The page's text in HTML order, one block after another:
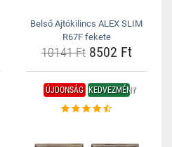
Belső Ajtókilincs ALEX SLIM
R67F fekete
10141 Ft8502 Ft
ÚJDONSÁG KEDVEZMÉNY